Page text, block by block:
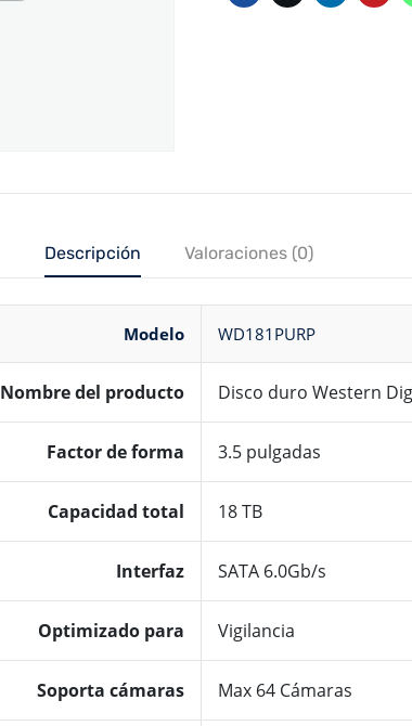
Descripción Valoraciones (0)
Modelo WD181PURP
Nombre del producto Disco duro Western
Factor de forma 3.5 pulgadas
Capacidad total 18 TB
Interfaz SATA 6.0Gb/s
Optimizado para Vigilancia
Soporta cámaras Max 64 Cámaras